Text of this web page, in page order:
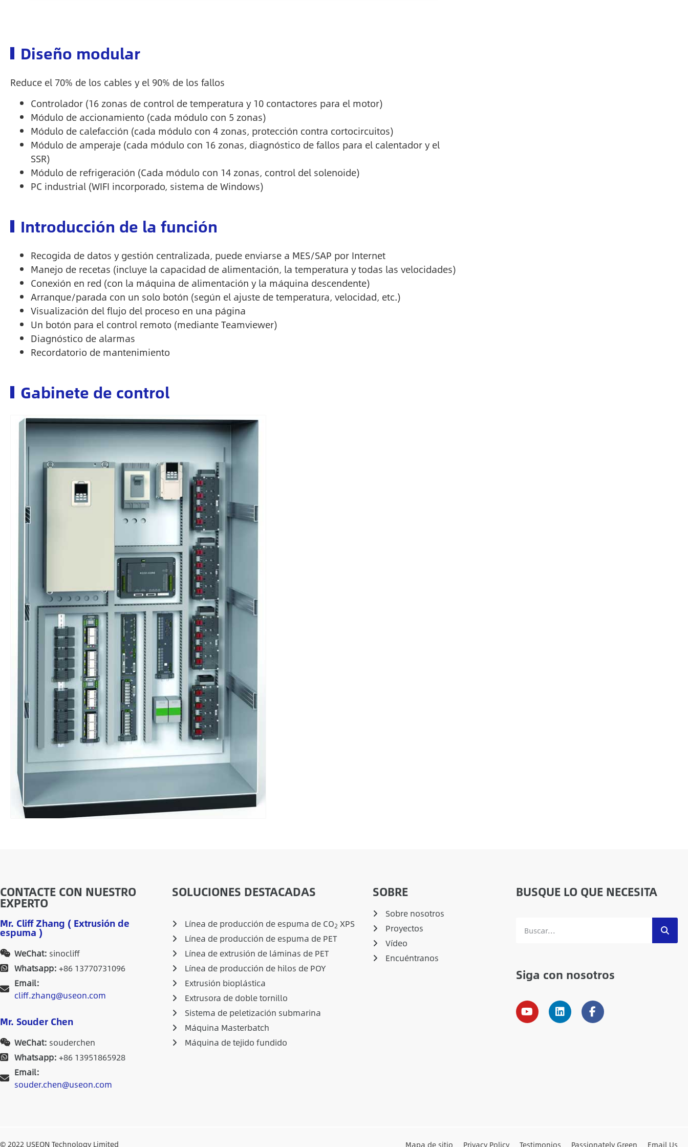
Diseño modular
Reduce el 70% de los cables y el 90% de los fallos
Controlador (16 zonas de control de temperatura y 10 contactores para el motor)
Módulo de accionamiento (cada módulo con 5 zonas)
Módulo de calefacción (cada módulo con 4 zonas, protección contra cortocircuitos)
Módulo de amperaje (cada módulo con 16 zonas, diagnóstico de fallos para el calentador y el
SSR)
Módulo de refrigeración (Cada módulo con 14 zonas, control del solenoide)
PC industrial (WIFI incorporado, sistema de Windows)
Introducción de la función
Recogida de datos y gestión centralizada, puede enviarse a MES/SAP por Internet
Manejo de recetas (incluye la capacidad de alimentación, la temperatura y todas las velocidades)
Conexión en red (con la máquina de alimentación y la máquina descendente)
Arranque/parada con un solo botón (según el ajuste de temperatura, velocidad, etc.)
Visualización del flujo del proceso en una página
Un botón para el control remoto (mediante Teamviewer)
Diagnóstico de alarmas
Recordatorio de mantenimiento
Gabinete de control
CONTACTE CON NUESTRO
EXPERTO
Mr. Cliff Zhang ( Extrusión de
espuma )
WeChat: sinocliff
Whatsapp: +86 13770731096
Email:
cliff.zhang@useon.com
Mr. Souder Chen
WeChat: souderchen
Whatsapp: +86 13951865928
Email:
souder.chen@useon.com
SOLUCIONES DESTACADAS
Línea de producción de espuma de CO2 XPS
Línea de producción de espuma de PET
Línea de extrusión de láminas de PET
Línea de producción de hilos de POY
Extrusión bioplástica
Extrusora de doble tornillo
Sistema de peletización submarina
Máquina Masterbatch
Máquina de tejido fundido
SOBRE
Sobre nosotros
Proyectos
Vídeo
Encuéntranos
BUSQUE LO QUE NECESITA
Siga con nosotros
© 2022 USEON Technology Limited Mapa de sitio Privacy Policy Testimonios Passionately Green Email Us